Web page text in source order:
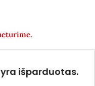
išparduotas.